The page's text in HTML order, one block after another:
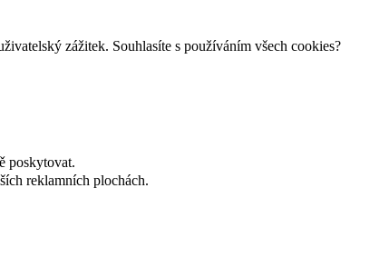
zážitek. Souhlasíte s používáním všech cookies?
poskytovat.
reklamních plochách.